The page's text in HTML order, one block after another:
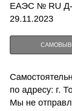
ЕАЭС № RU Д-
29.11.2023
по адресу: г.
Мы не